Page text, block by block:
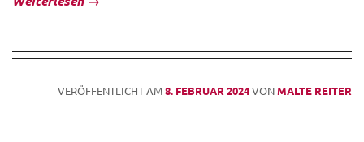
VERÖFFENTLICHT AM8. FEBRUAR 2024VONMALTE REITER